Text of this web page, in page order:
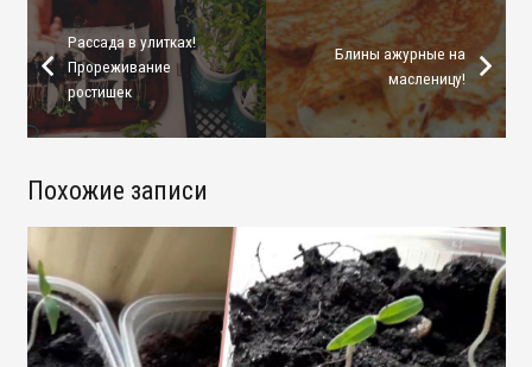
Блины ажурные на
масленицу!
Рассада в улитках!
Прореживание
ростишек
Похожие записи